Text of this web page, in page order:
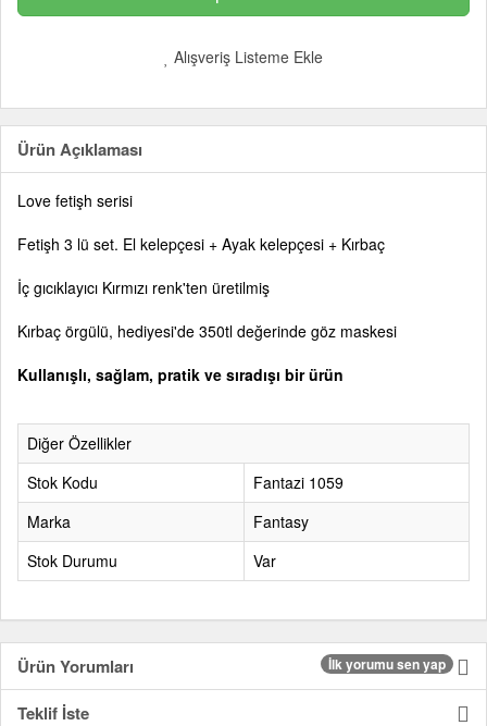
Alışveriş Listeme Ekle
Ürün Açıklaması
Love fetişh serisi
Fetişh 3 lü set. El kelepçesi + Ayak kelepçesi + Kırbaç
İç gıcıklayıcı Kırmızı renk'ten üretilmiş
Kırbaç örgülü, hediyesi'de 350tl değerinde göz maskesi
Kullanışlı, sağlam, pratik ve sıradışı bir ürün
Diğer Özellikler
Stok Kodu
Fantazi 1059
Marka
Fantasy
Stok Durumu
Var
Ürün Yorumları İlk yorumu sen yap
Teklif İste